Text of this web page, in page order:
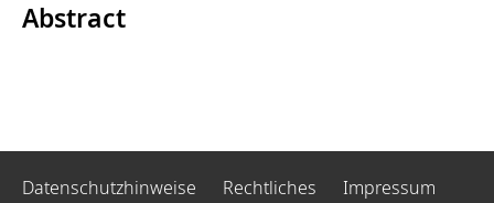
Abstract
Datenschutzhinweise Rechtliches
Impressum